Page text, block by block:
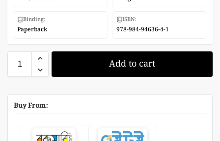
Binding:
Paperback
ISBN:
978-984-94636-4-1
Add to cart
Buy From: